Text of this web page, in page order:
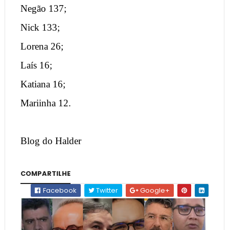
Negão 137;
Nick 133;
Lorena 26;
Laís 16;
Katiana 16;
Mariinha 12.
Blog do Halder
COMPARTILHE
Facebook
Twitter Google+